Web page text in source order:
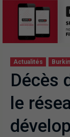
Actualités
Décès
le